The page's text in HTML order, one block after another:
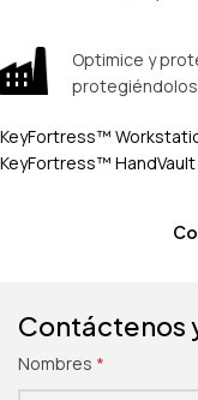
Optimice y
protegiéndolos
KeyFortress™
KeyFortress™
Contáctenos
Nombres *
(necesario)